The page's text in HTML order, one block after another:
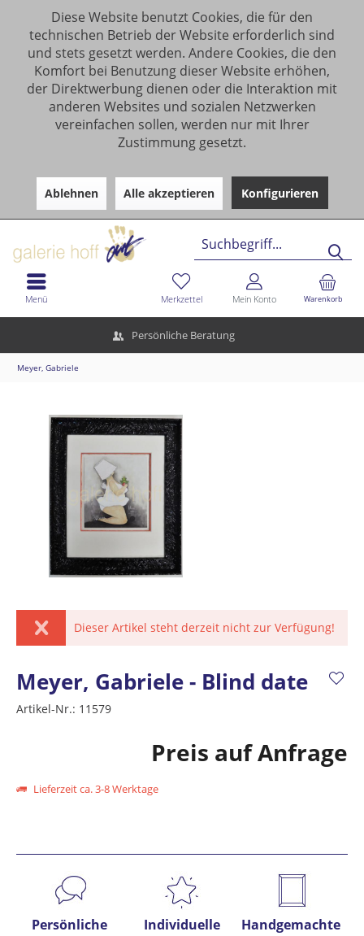
Diese Website benutzt Cookies, die für den
technischen Betrieb der Website erforderlich sind
und stets gesetzt werden. Andere Cookies, die den
Komfort bei Benutzung dieser Website erhöhen,
der Direktwerbung dienen oder die Interaktion mit
anderen Websites und sozialen Netzwerken
vereinfachen sollen, werden nur mit Ihrer
Zustimmung gesetzt.
Ablehnen Alle akzeptieren Konfigurieren
Persönliche Beratung
Warenkorb
Merkzettel Mein Konto
Menü
Meyer, Gabriele
Dieser Artikel steht derzeit nicht zur Verfügung!
Meyer, Gabriele - Blind date
Artikel-Nr.: 11579
Preis auf Anfrage
Lieferzeit ca. 3-8 Werktage
Preis anfragen
Persönliche
Individuelle
Handgemachte